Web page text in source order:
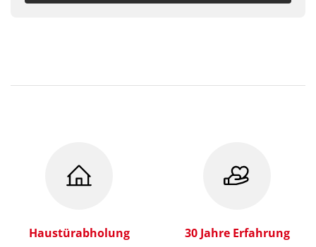
Haustürabholung
30 Jahre Erfahrung